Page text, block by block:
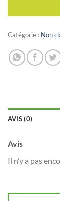
Catégorie : Non
AVIS (0)
Avis
Il n’y a pas